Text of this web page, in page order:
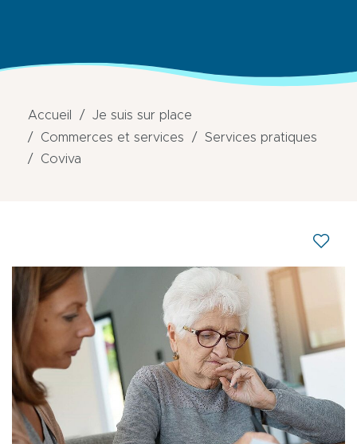
Accueil
Je suis sur place
Commerces et services
Services pratiques
Coviva